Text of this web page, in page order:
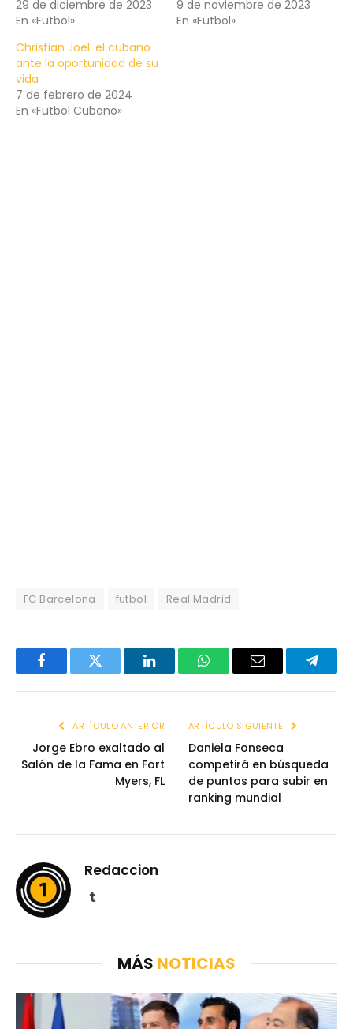
29 de diciembre de 2023
En «Futbol»
9 de noviembre de 2023
En «Futbol»
Christian Joel: el cubano
ante la oportunidad de su
vida
7 de febrero de 2024
En «Futbol Cubano»
FC Barcelona futbol Real Madrid
FacebookTwitter LinkedInWhatsAppEmail
ARTÍCULO ANTERIOR
Jorge Ebro exaltado al
Salón de la Fama en Fort
Myers, FL
ARTÍCULO SIGUIENTE
Daniela Fonseca
competirá en búsqueda
de puntos para subir en
ranking mundial
Redaccion
Tumblr
MÁS NOTICIAS